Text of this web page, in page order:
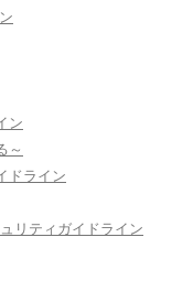
ン
～
ドライン
リティガイドライン